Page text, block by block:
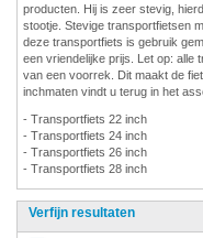
producten. Hij is zeer stevig,
stootje. Stevige transportfietsen
deze transportfiets is gebruik
een vriendelijke prijs. Let op: alle
van een voorrek. Dit maakt de
inchmaten vindt u terug in het
- Transportfiets 22 inch
- Transportfiets 24 inch
- Transportfiets 26 inch
- Transportfiets 28 inch
Verfijn resultaten